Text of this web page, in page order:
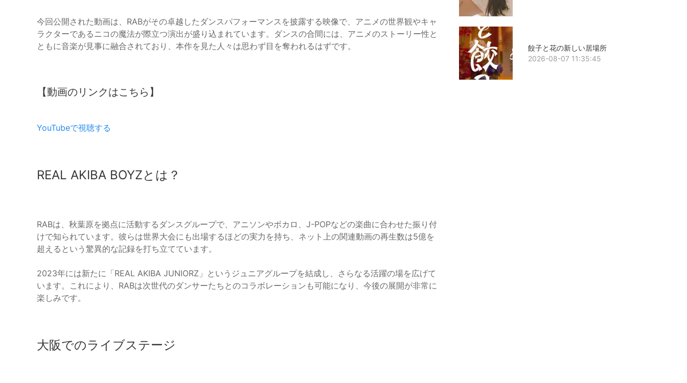
今回公開された動画は、RABがその卓越したダンスパフォーマンスを披露する映像で、アニメの世界観やキャ
ラクターであるニコの魔法が際立つ演出が盛り込まれています。ダンスの合間には、アニメのストーリー性と
ともに音楽が見事に融合されており、本作を見た人々は思わず目を奪われるはずです。
【動画のリンクはこちら】
YouTubeで視聴する
REAL AKIBA BOYZとは？
RABは、秋葉原を拠点に活動するダンスグループで、アニソンやボカロ、J-POPなどの楽曲に合わせた振り付
けで知られています。彼らは世界大会にも出場するほどの実力を持ち、ネット上の関連動画の再生数は5億を
超えるという驚異的な記録を打ち立てています。
2023年には新たに「REAL AKIBA JUNIORZ」というジュニアグループを結成し、さらなる活躍の場を広げて
います。これにより、RABは次世代のダンサーたちとのコラボレーションも可能になり、今後の展開が非常に
楽しみです。
大阪でのライブステージ
餃子と花の新しい居場所
2026-08-07 11:35:45